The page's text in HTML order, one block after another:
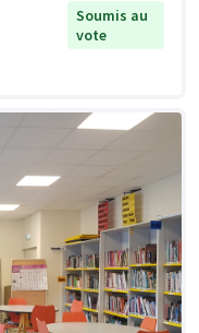
Soumis au
vote